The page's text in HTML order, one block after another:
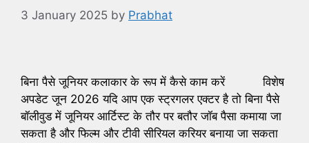
3 January 2025 by Prabhat
बिना पैसे जूनियर कलाकार के रूप में कैसे काम करें विशेष
अपडेट जून 2026 यदि आप एक स्ट्रगलर एक्टर है तो बिना पैसे
बॉलीवुड में जूनियर आर्टिस्ट के तौर पर बतौर जॉब पैसा कमाया जा
सकता है और फिल्म और टीवी सीरियल करियर बनाया जा सकता